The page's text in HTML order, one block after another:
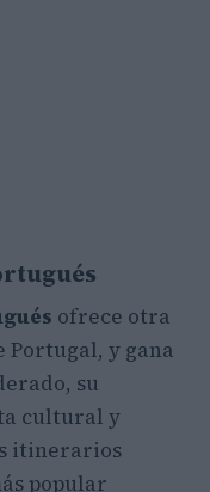
ofrece otra
y gana
su
cultural y
itinerarios
popular